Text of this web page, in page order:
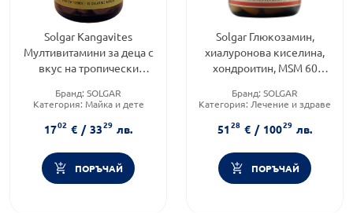
Solgar Kangavites
Мултивитамини за деца с
вкус на тропически
таблетки
Бранд: SOLGAR
Категория: Майка и дете
1702 € / 3329 лв.
ПОРЪЧАЙ
Solgar Глюкозамин,
хиалуронова киселина,
хондроитин, MSM 60
Бранд: SOLGAR
Категория: Лечение и здраве
5128 € / 10029 лв.
ПОРЪЧАЙ